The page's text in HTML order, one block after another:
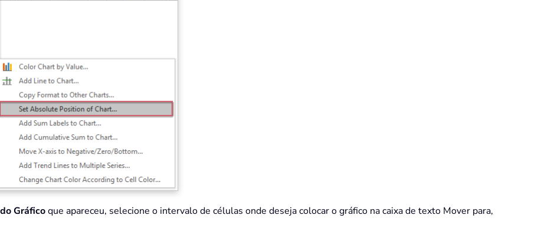
Gráficoque apareceu, selecione o intervalo de células onde deseja colocar o gráfico na caixa de texto Mover para,